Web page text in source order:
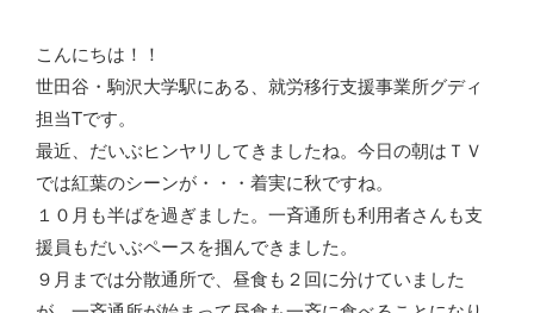
こんにちは！！
世田谷・駒沢大学駅にある、就労移行支援事業所グディ
担当Tです。
最近、だいぶヒンヤリしてきましたね。今日の朝はＴＶ
では紅葉のシーンが・・・着実に秋ですね。
１０月も半ばを過ぎました。一斉通所も利用者さんも支
援員もだいぶペースを掴んできました。
９月までは分散通所で、昼食も２回に分けていました